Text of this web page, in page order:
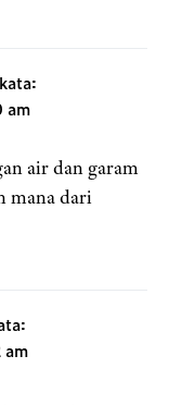
am
air dan garam
mana dari
am